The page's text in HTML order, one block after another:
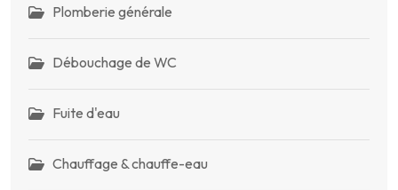
Plomberie générale
Débouchage de WC
Fuite d'eau
Chauffage & chauffe-eau